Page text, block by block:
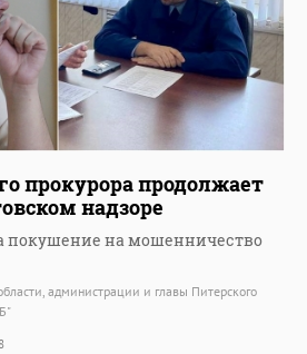
прокурора продолжает
надзоре
покушение на мошенничество
администрации и главы Питерского